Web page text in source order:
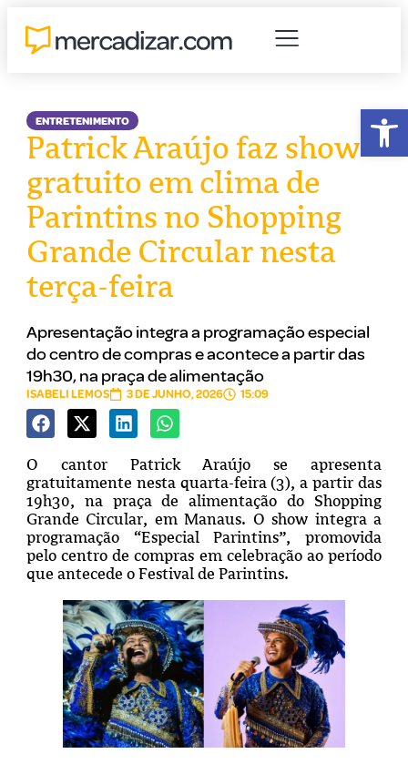
ENTRETENIMENTO
Patrick Araújo faz show
gratuito em clima de
Parintins no Shopping
Grande Circular nesta
terça-feira
Apresentação integra a programação especial
do centro de compras e acontece a partir das
19h30, na praça de alimentação
ISABELI LEMOS 3 DE JUNHO, 2026 15:09
O cantor Patrick Araújo se apresenta
gratuitamente nesta quarta-feira (3), a partir das
19h30, na praça de alimentação do Shopping
Grande Circular, em Manaus. O show integra a
programação “Especial Parintins”, promovida
pelo centro de compras em celebração ao período
que antecede o Festival de Parintins.